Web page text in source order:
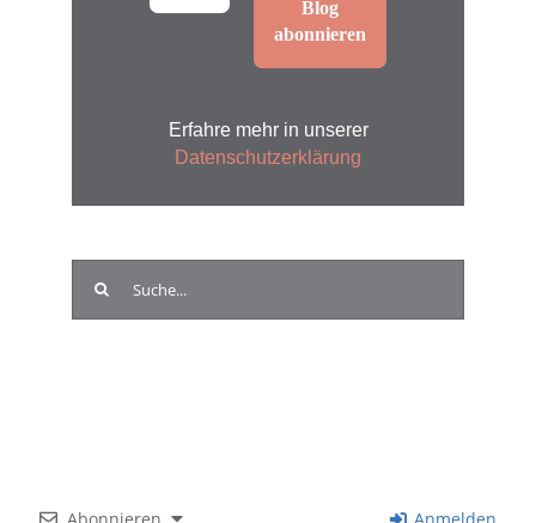
Erfahre mehr in unserer
Datenschutzerklärung
Suche
nach: